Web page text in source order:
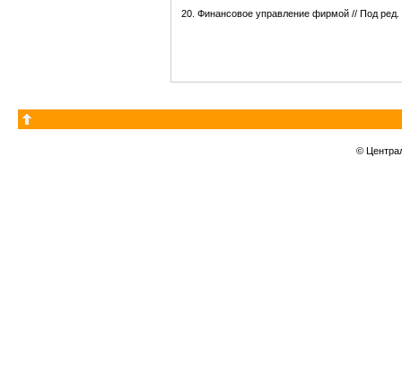
20. Финансовое управление фирмой // Под
©